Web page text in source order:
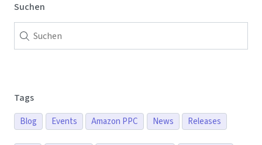
Suchen
Tags
Blog Events Amazon PPC News Releases